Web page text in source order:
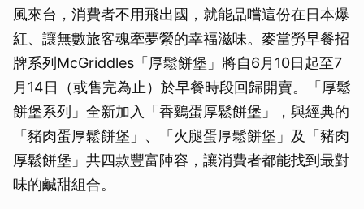
風來台，消費者不用飛出國，就能品嚐這份在日本爆
紅、讓無數旅客魂牽夢縈的幸福滋味。麥當勞早餐招
牌系列McGriddles「厚鬆餅堡」將自6月10日起至7
月14日（或售完為止）於早餐時段回歸開賣。「厚鬆
餅堡系列」全新加入「香鷄蛋厚鬆餅堡」，與經典的
「豬肉蛋厚鬆餅堡」、「火腿蛋厚鬆餅堡」及「豬肉
厚鬆餅堡」共四款豐富陣容，讓消費者都能找到最對
味的鹹甜組合。